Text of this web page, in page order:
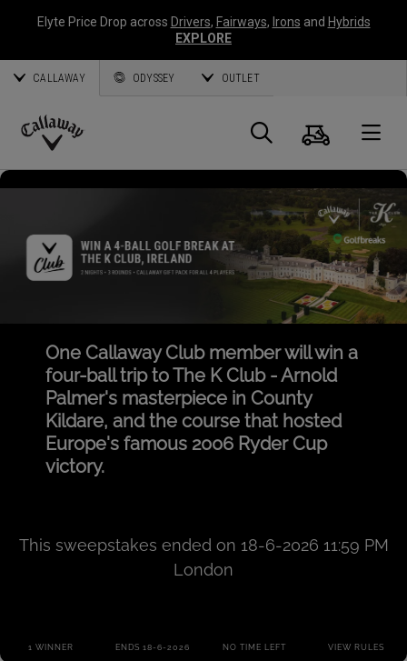
Elyte Price Drop across Drivers, Fairways, Irons and Hybrids
EXPLORE
CALLAWAY ODYSSEY OUTLET
Callaway
Golf
Panier